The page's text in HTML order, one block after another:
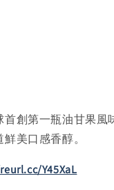
創第一瓶油甘果
美口感香醇。
Y45XaL